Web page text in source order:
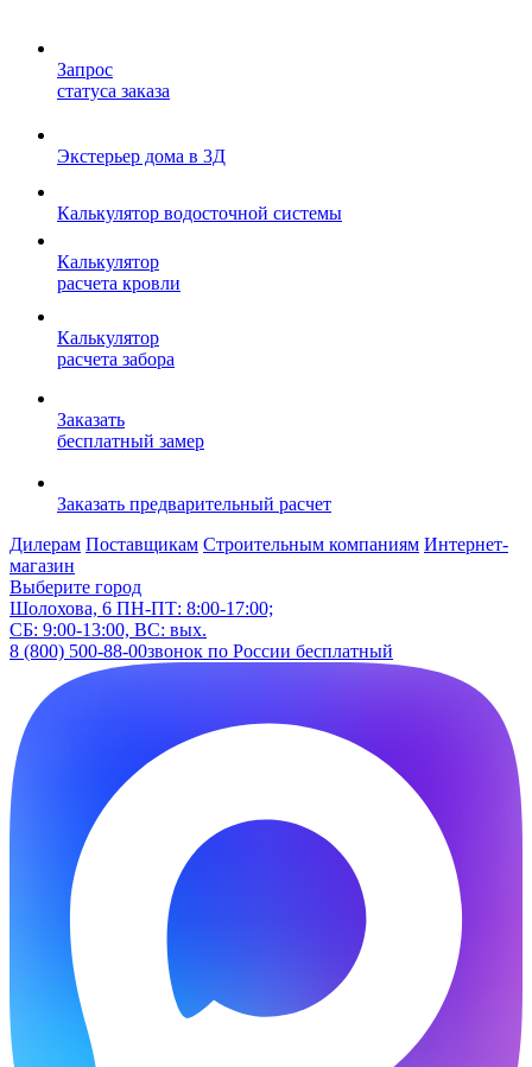
Запрос
статуса заказа
Экстерьер дома в 3Д
Калькулятор водосточной системы
Калькулятор
расчета кровли
Калькулятор
расчета забора
Заказать
бесплатный замер
Заказать предварительный расчет
Дилерам Поставщикам Строительным компаниям Интернет-
магазин
Выберите город
Шолохова, 6 ПН-ПТ: 8:00-17:00;
СБ: 9:00-13:00, ВС: вых.
8 (800) 500-88-00звонок по России бесплатный